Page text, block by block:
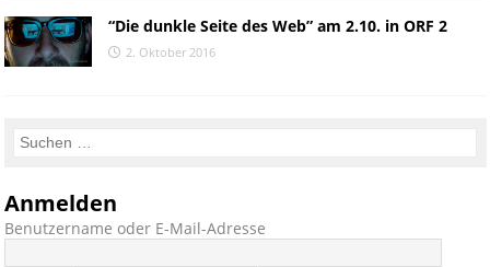
“Die dunkle Seite des Web” am 2.10. in ORF 2
2. Oktober 2016
Anmelden
Benutzername oder E-Mail-Adresse